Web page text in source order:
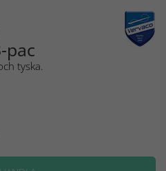
pac
tyska.